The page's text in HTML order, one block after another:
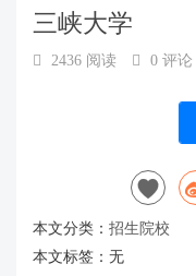
三峡大学
2436 阅读 0 评论
本文分类： 招生院校
本文标签：无